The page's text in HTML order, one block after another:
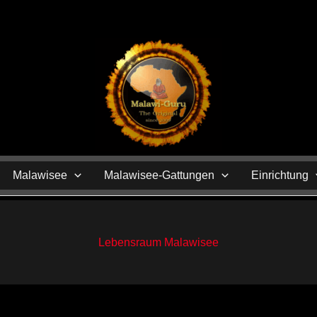
Malawisee Malawisee-Gattungen Einrichtung
Lebensraum Malawisee